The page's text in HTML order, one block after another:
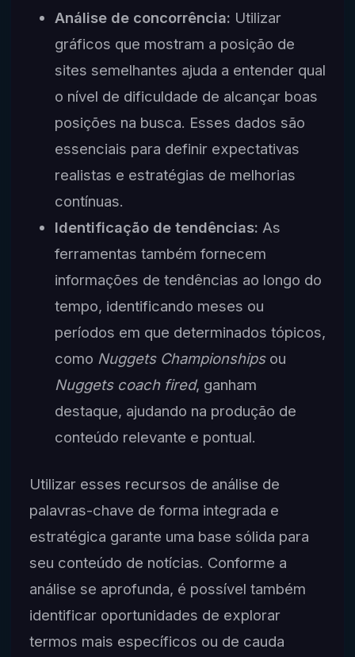
Análise de concorrência: Utilizar
gráficos que mostram a posição de
sites semelhantes ajuda a entender qual
o nível de dificuldade de alcançar boas
posições na busca. Esses dados são
essenciais para definir expectativas
realistas e estratégias de melhorias
contínuas.
Identificação de tendências: As
ferramentas também fornecem
informações de tendências ao longo do
tempo, identificando meses ou
períodos em que determinados tópicos,
como Nuggets Championshipsou
Nuggets coach fired, ganham
destaque, ajudando na produção de
conteúdo relevante e pontual.
Utilizar esses recursos de análise de
palavras-chave de forma integrada e
estratégica garante uma base sólida para
seu conteúdo de notícias. Conforme a
análise se aprofunda, é possível também
identificar oportunidades de explorar
termos mais específicos ou de cauda